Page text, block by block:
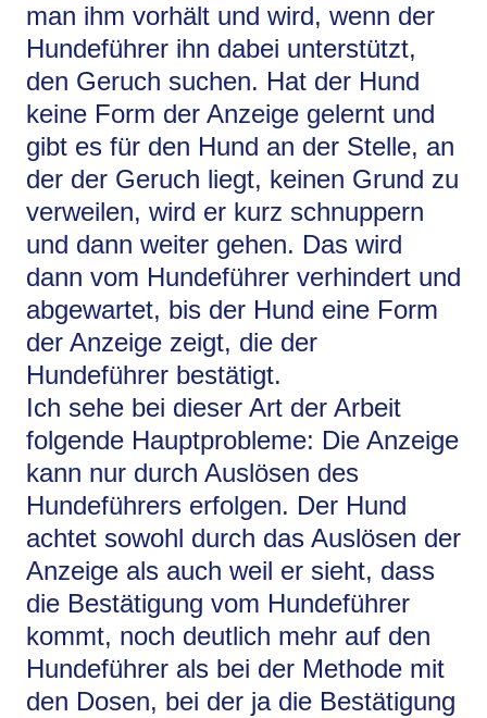
man ihm vorhält und wird, wenn der
Hundeführer ihn dabei unterstützt,
den Geruch suchen. Hat der Hund
keine Form der Anzeige gelernt und
gibt es für den Hund an der Stelle, an
der der Geruch liegt, keinen Grund zu
verweilen, wird er kurz schnuppern
und dann weiter gehen. Das wird
dann vom Hundeführer verhindert und
abgewartet, bis der Hund eine Form
der Anzeige zeigt, die der
Hundeführer bestätigt.
Ich sehe bei dieser Art der Arbeit
folgende Hauptprobleme: Die Anzeige
kann nur durch Auslösen des
Hundeführers erfolgen. Der Hund
achtet sowohl durch das Auslösen der
Anzeige als auch weil er sieht, dass
die Bestätigung vom Hundeführer
kommt, noch deutlich mehr auf den
Hundeführer als bei der Methode mit
den Dosen, bei der ja die Bestätigung